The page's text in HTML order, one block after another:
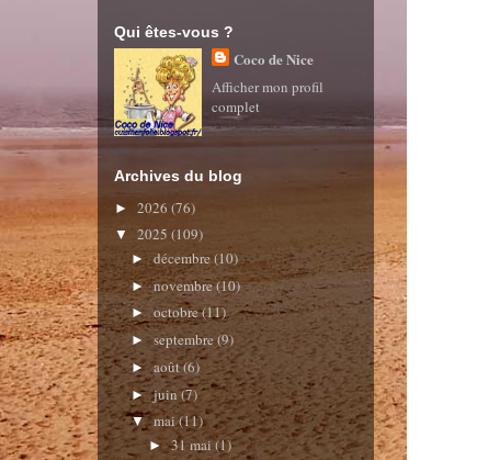
Qui êtes-vous ?
Coco de Nice
Afficher mon profil
complet
Archives du blog
► 2026 (76)
▼ 2025 (109)
►décembre(10)
►novembre(10)
►octobre(11)
►septembre(9)
►août(6)
►juin(7)
▼mai(11)
►31 mai(1)